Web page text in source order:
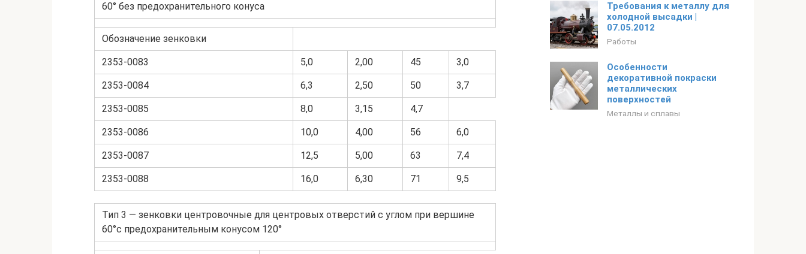
60° без предохранительного конуса
Обозначение зенковки
2353-0083 5,0 2,00 45 3,0
2353-0084 6,3 2,50 50 3,7
2353-0085 8,0 3,15 4,7
2353-0086 10,0 4,00 56 6,0
2353-0087 12,5 5,00 63 7,4
2353-0088 16,0 6,30 71 9,5
Тип 3 — зенковки центровочные для центровых отверстий с углом при вершине
60°с предохранительным конусом 120°
Требования к металлу для
холодной высадки |
07.05.2012
Работы
Особенности
декоративной покраски
металлических
поверхностей
Металлы и сплавы